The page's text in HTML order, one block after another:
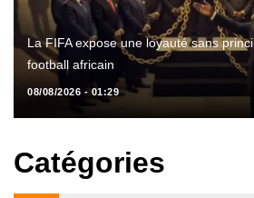
La FIFA expose une loyauté sans
football africain
08/08/2026 - 01:29
Catégories